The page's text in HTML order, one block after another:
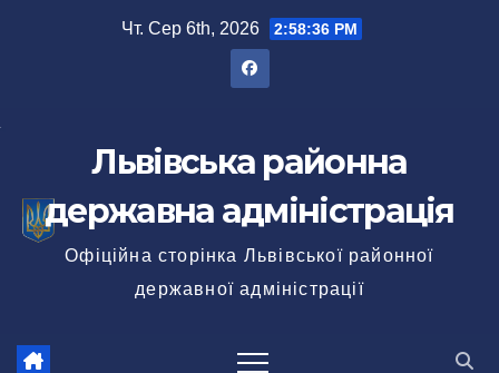
Чт. Сер 6th, 2026 2:58:37 PM
Львівська районна
державна адміністрація
Офіційна сторінка Львівської районної
державної адміністрації